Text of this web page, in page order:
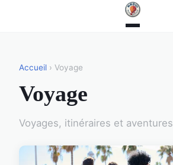
Accueil › Voyage
Voyage
Voyages, itinéraires et aventures